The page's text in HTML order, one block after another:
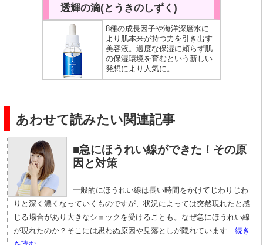
透輝の滴(とうきのしずく)
8種の成長因子や海洋深層水に
より肌本来が持つ力を引き出す
美容液。過度な保湿に頼らず肌
の保湿環境を育むという新しい
発想により人気に。
あわせて読みたい関連記事
■急にほうれい線ができた！その原
因と対策
一般的にほうれい線は長い時間をかけてじわりじわ
りと深く濃くなっていくものですが、状況によっては突然現れたと感
じる場合があり大きなショックを受けることも。なぜ急にほうれい線
が現れたのか？そこには思わぬ原因や見落としが隠れています…続き